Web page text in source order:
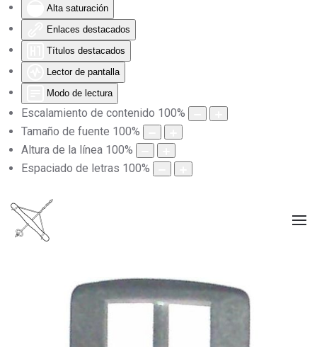
Alta saturación
Enlaces destacados
Títulos destacados
Lector de pantalla
Modo de lectura
Escalamiento de contenido 100%
Tamaño de fuente 100%
Altura de la línea 100%
Espaciado de letras 100%